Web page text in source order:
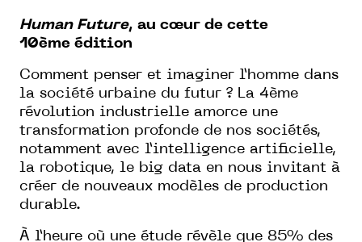
Human Future, au cœur de cette
10ème édition
Comment penser et imaginer l’homme dans
la société urbaine du futur ? La 4ème
révolution industrielle amorce une
transformation profonde de nos sociétés,
notamment avec l’intelligence artificielle,
la robotique, le big data en nous invitant à
créer de nouveaux modèles de production
durable.
À l’heure où une étude révèle que 85% des